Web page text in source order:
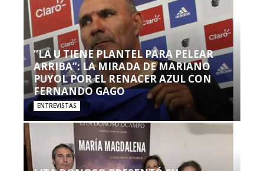
“LA U TIENE PLANTEL PARA PELEAR
ARRIBA”: LA MIRADA DE MARIANO
PUYOL POR EL RENACER AZUL CON
FERNANDO GAGO
ENTREVISTAS